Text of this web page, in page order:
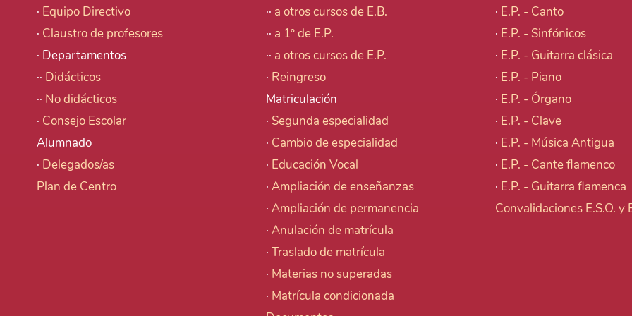
· Equipo Directivo
· Claustro de profesores
· Departamentos
·· Didácticos
·· No didácticos
· Consejo Escolar
Alumnado
· Delegados/as
Plan de Centro
·· a otros cursos de E.B.
·· a 1º de E.P.
·· a otros cursos de E.P.
· Reingreso
Matriculación
· Segunda especialidad
· Cambio de especialidad
· Educación Vocal
· Ampliación de enseñanzas
· Ampliación de permanencia
· Anulación de matrícula
· Traslado de matrícula
· Materias no superadas
· Matrícula condicionada
· E.P. - Canto
· E.P. - Sinfónicos
· E.P. - Guitarra clásica
· E.P. - Piano
· E.P. - Órgano
· E.P. - Clave
· E.P. - Música Antigua
· E.P. - Cante flamenco
· E.P. - Guitarra flamenca
Convalidaciones E.S.O. y